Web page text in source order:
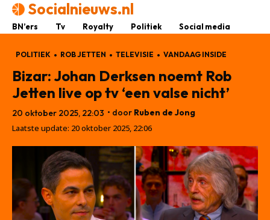
Socialnieuws.nl
BN’ers Tv Royalty Politiek Social media
POLITIEK ROB JETTEN TELEVISIE VANDAAG INSIDE
Bizar: Johan Derksen noemt Rob
Jetten live op tv ‘een valse nicht’
20 oktober 2025, 22:03 • door Ruben de Jong
Laatste update: 20 oktober 2025, 22:06